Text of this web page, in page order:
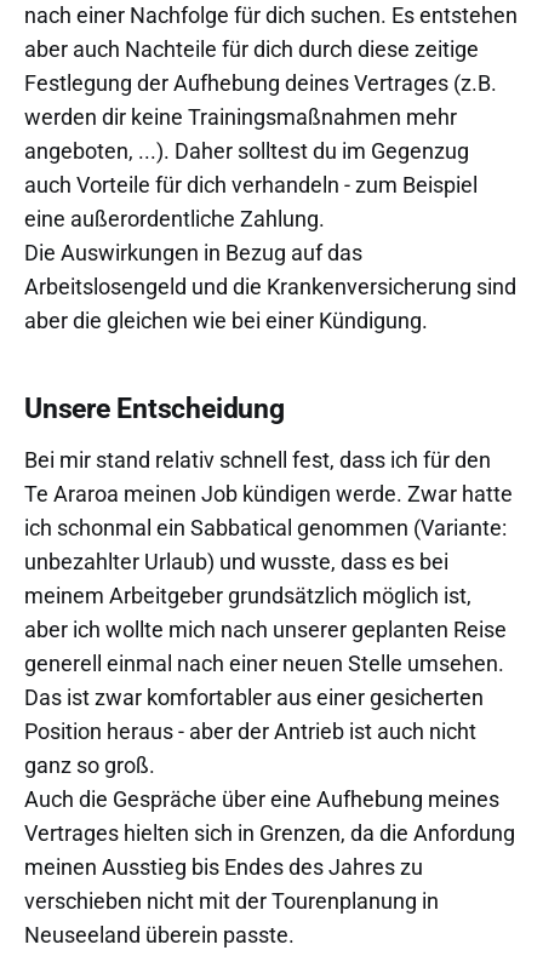
nach einer Nachfolge für dich suchen. Es entstehen
aber auch Nachteile für dich durch diese zeitige
Festlegung der Aufhebung deines Vertrages (z.B.
werden dir keine Trainingsmaßnahmen mehr
angeboten, ...). Daher solltest du im Gegenzug
auch Vorteile für dich verhandeln - zum Beispiel
eine außerordentliche Zahlung.
Die Auswirkungen in Bezug auf das
Arbeitslosengeld und die Krankenversicherung sind
aber die gleichen wie bei einer Kündigung.
Unsere Entscheidung
Bei mir stand relativ schnell fest, dass ich für den
Te Araroa meinen Job kündigen werde. Zwar hatte
ich schonmal ein Sabbatical genommen (Variante:
unbezahlter Urlaub) und wusste, dass es bei
meinem Arbeitgeber grundsätzlich möglich ist,
aber ich wollte mich nach unserer geplanten Reise
generell einmal nach einer neuen Stelle umsehen.
Das ist zwar komfortabler aus einer gesicherten
Position heraus - aber der Antrieb ist auch nicht
ganz so groß.
Auch die Gespräche über eine Aufhebung meines
Vertrages hielten sich in Grenzen, da die Anfordung
meinen Ausstieg bis Endes des Jahres zu
verschieben nicht mit der Tourenplanung in
Neuseeland überein passte.